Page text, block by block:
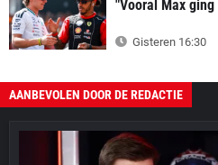
"Vooral Max
Gisteren 16:30
AANBEVOLEN DOOR DE REDACTIE